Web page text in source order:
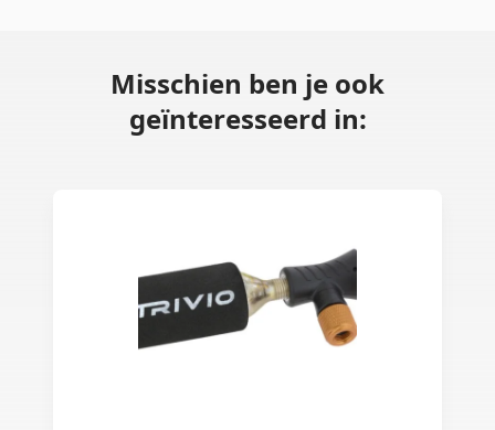
Misschien ben je ook
geïnteresseerd in: